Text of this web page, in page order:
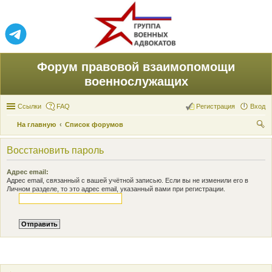
Форум правовой взаимопомощи
военнослужащих
Ссылки FAQ Вход
Регистрация
На главную
Список форумов
ои
Восстановить пароль
Адрес email:
Адрес email, связанный с вашей учётной записью. Если вы не изменили его в
Личном разделе, то это адрес email, указанный вами при регистрации.